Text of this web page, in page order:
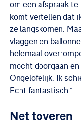
om een afspraak te
komt vertellen dat
ze langskomen.
vlaggen en
helemaal
mocht doorgaan
Ongelofelijk. Ik
Echt fantastisch.”
Net toveren